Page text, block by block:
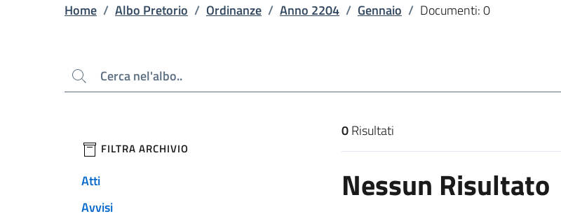
Home / Albo Pretorio / Ordinanze / Anno 2204 / Gennaio / Documenti: 0
Cerca
filtri da applicare
FILTRA ARCHIVIO
Atti
Avvisi
Risultati di ricerca
0Risultati
Nessun Risultato